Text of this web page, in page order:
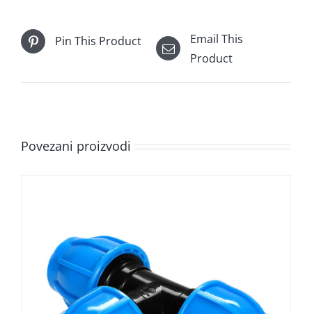
Pin This Product
Email This
Product
Povezani proizvodi